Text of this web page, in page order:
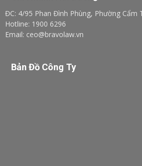
ĐC: 4/95 Phan Đình Phùng, Phường Cẩm
Hotline: 1900 6296
Email: ceo@bravolaw.vn
Bản Đồ Công Ty